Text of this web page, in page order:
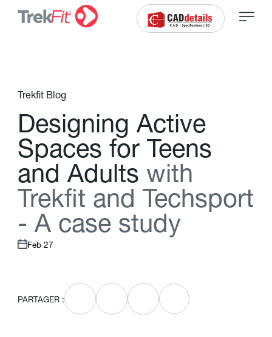
Trekfit Blog
Designing Active
Spaces for Teens
and Adults with
Trekft and Techsport
- A case study
Feb 27
PARTAGER :